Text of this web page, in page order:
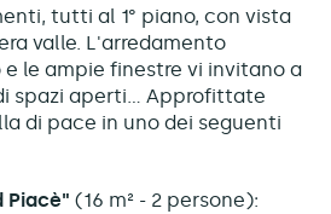
tutti al 1° piano, con vista
valle. L'arredamento
le ampie finestre vi invitano a
spazi aperti... Approfittate
di pace in uno dei seguenti
Piacè" (16 m² - 2 persone):